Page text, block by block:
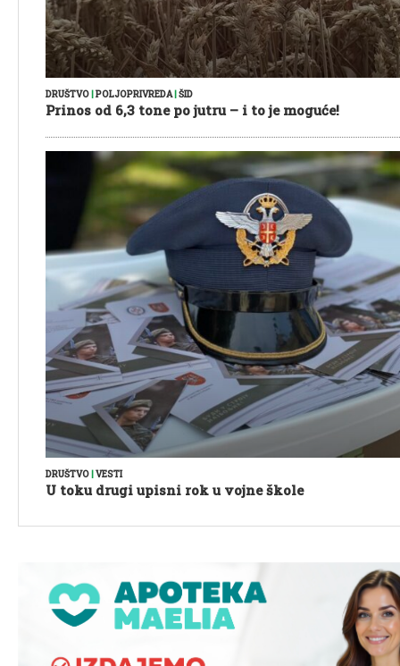
DRUŠTVO|POLJOPRIVREDA|ŠID
Prinos od 6,3 tone po jutru – i to je moguće!
DRUŠTVO|VESTI
U toku drugi upisni rok u vojne škole